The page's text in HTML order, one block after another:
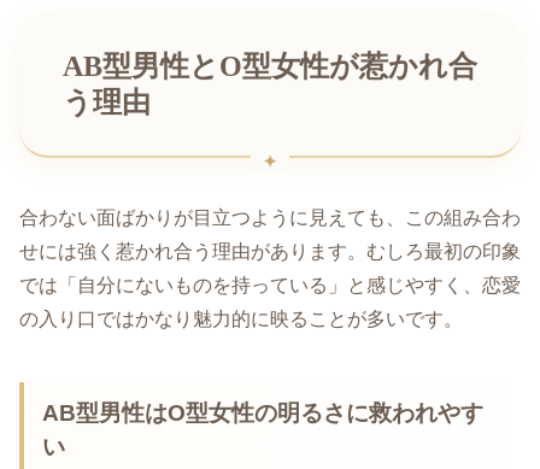
AB型男性とO型女性が惹かれ合
う理由
合わない面ばかりが目立つように見えても、この組み合わ
せには強く惹かれ合う理由があります。むしろ最初の印象
では「自分にないものを持っている」と感じやすく、恋愛
の入り口ではかなり魅力的に映ることが多いです。
AB型男性はO型女性の明るさに救われやす
い